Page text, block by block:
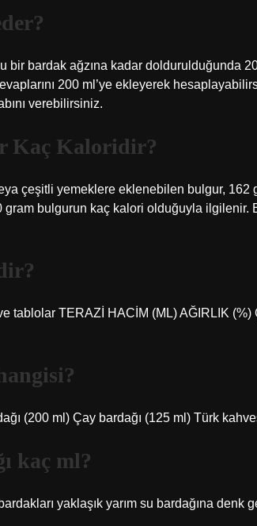
bir bardak ağzına kadar doldurulduğunda
200 ml’ye ekleyerek
verebilirsiniz.
Kaç Kaloridir?
çeşitli yemeklere eklenebilen bulgur, 162
bulgurun kaç kalori olduğuyla ilgilenir.
tablolar TERAZİ HACİM (ML) AĞIRLIK (%)
(200 ml) Çay bardağı (125 ml) Türk
kaç ml?
yaklaşık yarım su bardağına denk